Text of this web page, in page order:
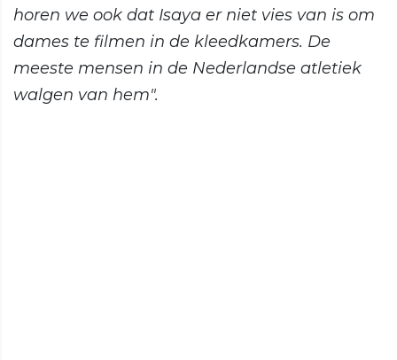
horen we ook dat Isaya er niet vies van is om
dames te filmen in de kleedkamers. De
meeste mensen in de Nederlandse atletiek
walgen van hem".